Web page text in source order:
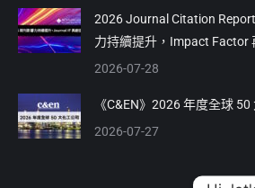
2026 Journal Citation
力持續提升，Impact Factor
2026-07-28
《C&EN》2026 年度全球 50
2026-07-27